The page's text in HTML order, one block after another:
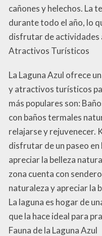
cañones y helechos. La
durante todo el año, lo
disfrutar de actividades
Atractivos Turísticos
La Laguna Azul ofrece
y atractivos turísticos
más populares son:
con baños termales
relajarse y rejuvenecer.
disfrutar de un paseo
apreciar la belleza
zona cuenta con
naturaleza y apreciar la
La laguna es hogar de
que la hace ideal para
Fauna de la Laguna Azul